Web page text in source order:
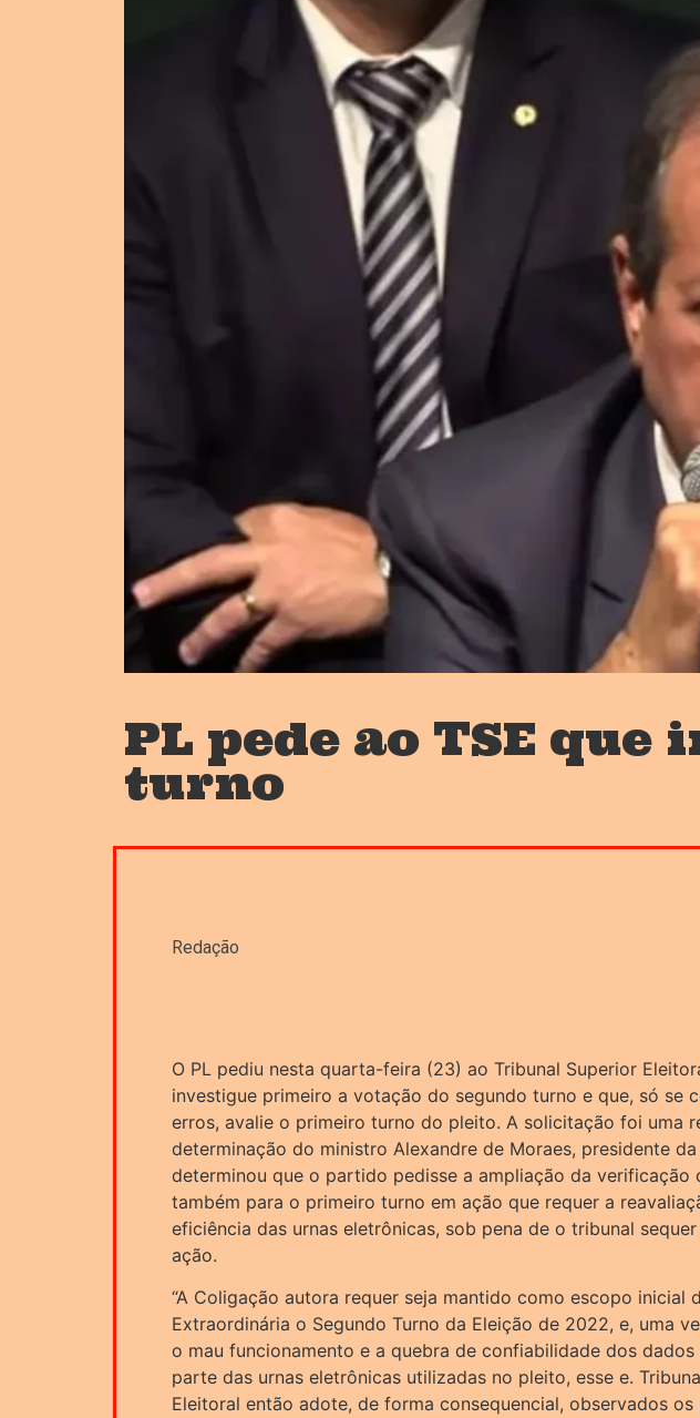
PL pede ao TSE que
turno
Redação
O PL pediu nesta quarta-feira (23) ao Tribunal Superior
investigue primeiro a votação do segundo turno e que, só se
erros, avalie o primeiro turno do pleito. A solicitação foi uma
determinação do ministro Alexandre de Moraes, presidente
determinou que o partido pedisse a ampliação da verificação
também para o primeiro turno em ação que requer a
eficiência das urnas eletrônicas, sob pena de o tribunal sequer
ação.
“A Coligação autora requer seja mantido como escopo inicial
Extraordinária o Segundo Turno da Eleição de 2022, e, uma
o mau funcionamento e a quebra de confiabilidade dos
parte das urnas eletrônicas utilizadas no pleito, esse e.
Eleitoral então adote, de forma consequencial, observados